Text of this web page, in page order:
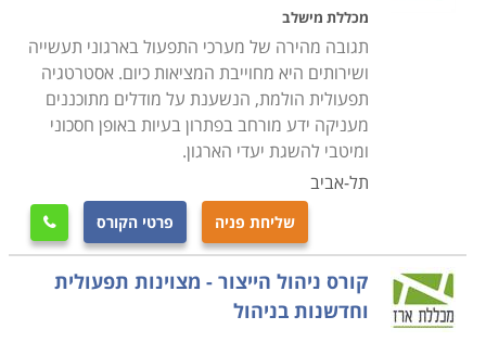
ופתרון בעיות. לפיכך, על מי שמתעתד לעסוק בתחום לדעת
כי יש צורך בכישורי מולטי טאסקינג על מנת לתפקד ביעילות
ובצורה מוצלחת.
קורס מנהלי תפעול כולל מגוון רחב של נושאים,
החל מזרימת הייצור וניהולו על כל הקווים והתהליכים
המתרחשים בו, דרך פעילות הרכש לרבות קשר עם ספקים,
בדיקות שוק, הצעות מחיר, ניהול מלאי והקצאת משאבים,
וכלה בתפקוד טכנולוגי של מערכות מידע, רשתות תקשורת
ומחשבים וכדומה.
מכללת מישלב
תגובה מהירה של מערכי התפעול בארגוני תעשייה
ושירותים היא מחוייבת המציאות כיום. אסטרטגיה
תפעולית הולמת, הנשענת על מודלים מתוכננים
מעניקה ידע מורחב בפתרון בעיות באופן חסכוני
ומיטבי להשגת יעדי הארגון.
תל-אביב
שליחת פניה פרטי הקורס 
קורס ניהול הייצור - מצוינות תפעולית
וחדשנות בניהול